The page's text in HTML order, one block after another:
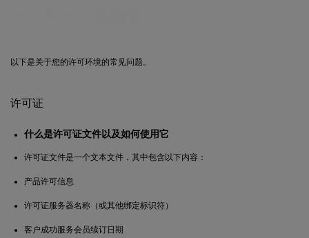
以下是关于您的许可环境的常见问题。
许可证
什么是许可证文件以及如何使用它
许可证文件是一个文本文件，其中包含以下内容：
产品许可信息
许可证服务器名称（或其他绑定标识符）
客户成功服务会员续订日期